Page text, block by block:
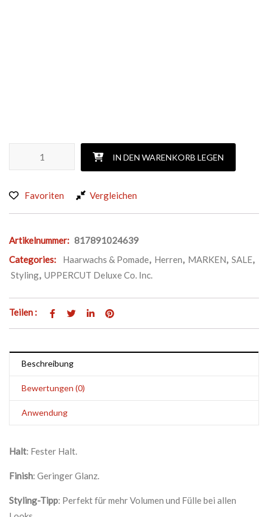
UPPERCUT DELUXE FEATHERWEIGHT - MIDI Menge
IN DEN WARENKORB LEGEN
Favoriten Vergleichen
Artikelnummer: 817891024639
Categories:
Haarwachs & Pomade, Herren, MARKEN, SALE,
Styling, UPPERCUT Deluxe Co. Inc.
Teilen :
Beschreibung
Bewertungen (0)
Anwendung
Halt: Fester Halt.
Finish: Geringer Glanz.
Styling-Tipp: Perfekt für mehr Volumen und Fülle bei allen